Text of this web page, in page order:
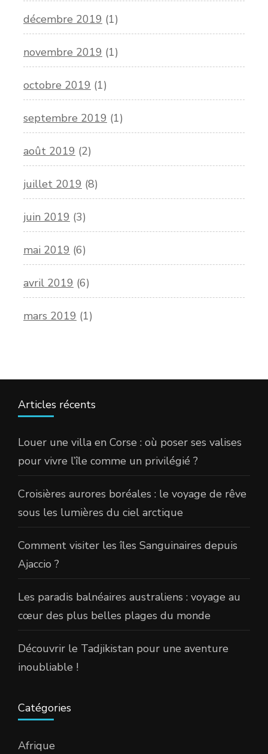
décembre 2019 (1)
novembre 2019 (1)
octobre 2019 (1)
septembre 2019 (1)
août 2019 (2)
juillet 2019 (8)
juin 2019 (3)
mai 2019 (6)
avril 2019 (6)
mars 2019 (1)
Articles récents
Louer une villa en Corse : où poser ses valises
pour vivre l’île comme un privilégié ?
Croisières aurores boréales : le voyage de rêve
sous les lumières du ciel arctique
Comment visiter les îles Sanguinaires depuis
Ajaccio ?
Les paradis balnéaires australiens : voyage au
cœur des plus belles plages du monde
Découvrir le Tadjikistan pour une aventure
inoubliable !
Catégories
Afrique